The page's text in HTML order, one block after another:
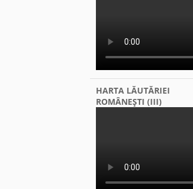
HARTA LĂUTĂRIEI
ROMÂNEŞTI (III)